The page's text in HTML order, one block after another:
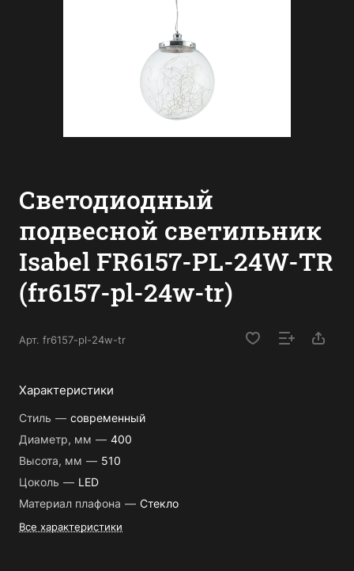
Светодиодный
подвесной светильник
Isabel FR6157-PL-24W-TR
(fr6157-pl-24w-tr)
Арт. fr6157-pl-24w-tr
Характеристики
Стиль — современный
Диаметр, мм — 400
Высота, мм — 510
Цоколь — LED
Материал плафона — Стекло
Все характеристики